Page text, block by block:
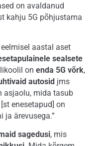
on avaldanud
kahju 5G põhjustama
aastal aset
sealsete
on enda 5G võrk,
autosid jms
asjaolu, mida tasub
enesetapud] on
ja ärevusega.”
sagedusi, mis